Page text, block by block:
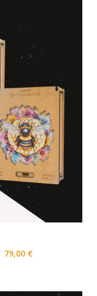
79,00 €